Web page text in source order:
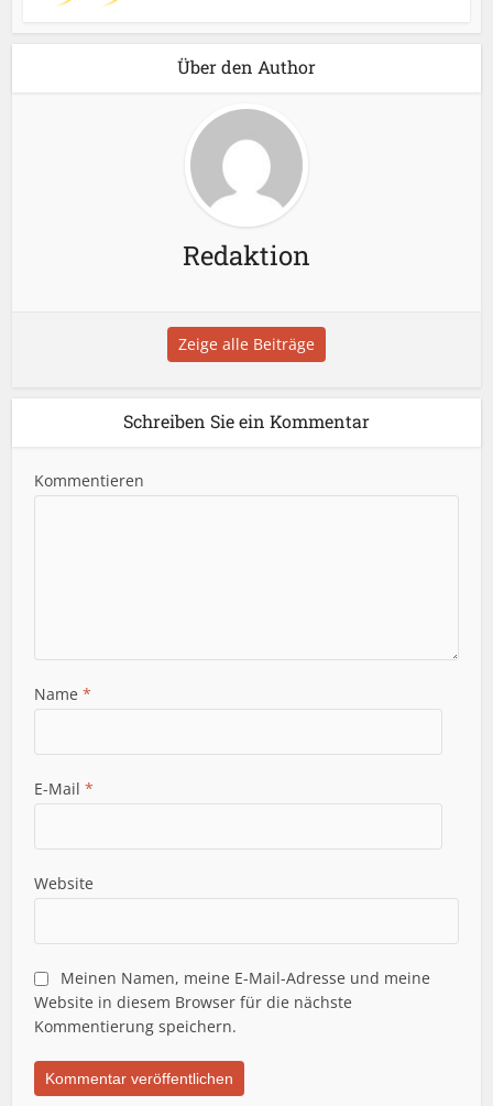
Über den Author
Redaktion
Zeige alle Beiträge
Schreiben Sie ein Kommentar
Kommentieren
Name*
E-Mail*
Website
Meinen Namen, meine E-Mail-Adresse und meine
Website in diesem Browser für die nächste
Kommentierung speichern.